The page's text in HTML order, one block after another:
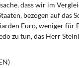
dass wir im
bezogen auf das
Euro, weniger für
zu tun, das Herr